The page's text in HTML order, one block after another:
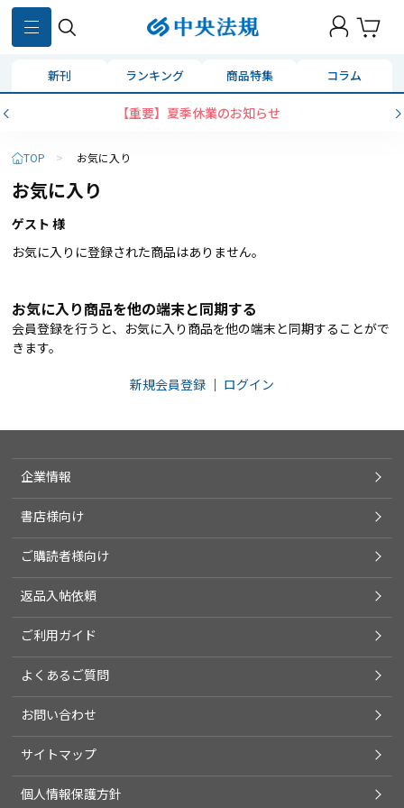
新刊 ランキング 商品特集 コラム
【重要】夏季休業のお知らせ
TOP > お気に入り
お気に入り
ゲスト 様
お気に入りに登録された商品はありません。
お気に入り商品を他の端末と同期する
会員登録を行うと、お気に入り商品を他の端末と同期することがで
きます。
新規会員登録 ｜ ログイン
企業情報
書店様向け
ご購読者様向け
返品入帖依頼
ご利用ガイド
よくあるご質問
お問い合わせ
サイトマップ
個人情報保護方針